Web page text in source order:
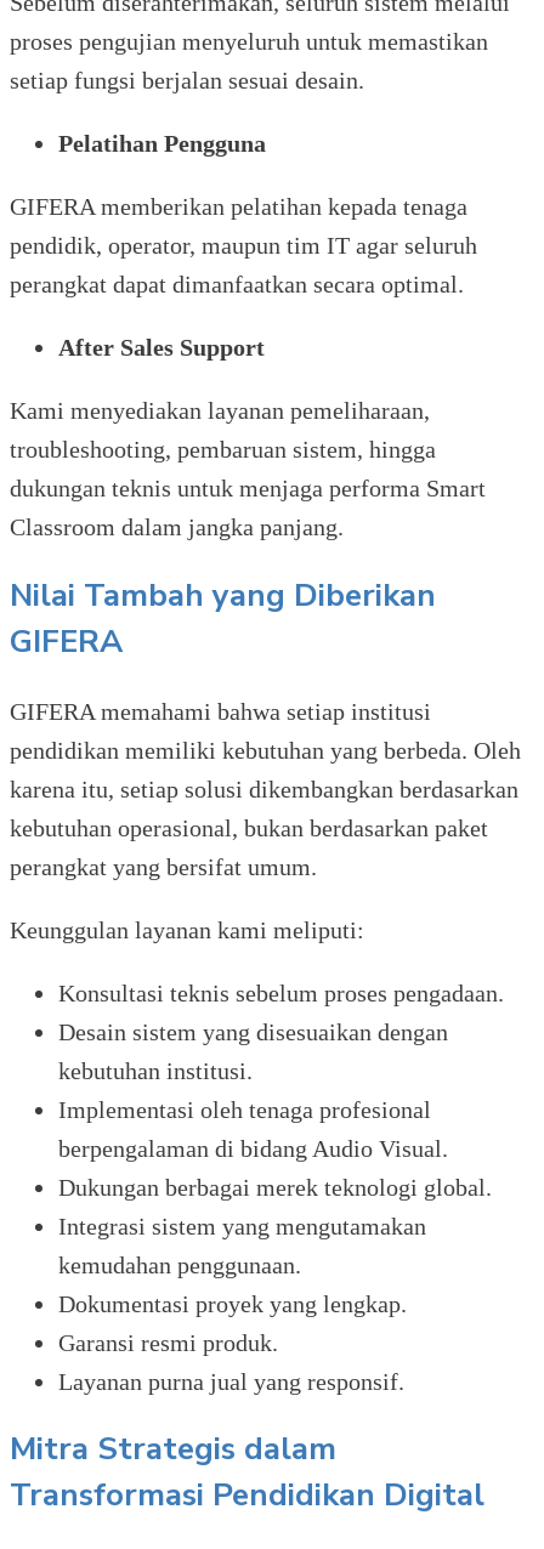
proses pengujian menyeluruh untuk memastikan
setiap fungsi berjalan sesuai desain.
Pelatihan Pengguna
GIFERA memberikan pelatihan kepada tenaga
pendidik, operator, maupun tim IT agar seluruh
perangkat dapat dimanfaatkan secara optimal.
After Sales Support
Kami menyediakan layanan pemeliharaan,
troubleshooting, pembaruan sistem, hingga
dukungan teknis untuk menjaga performa Smart
Classroom dalam jangka panjang.
Nilai Tambah yang Diberikan
GIFERA
GIFERA memahami bahwa setiap institusi
pendidikan memiliki kebutuhan yang berbeda. Oleh
karena itu, setiap solusi dikembangkan berdasarkan
kebutuhan operasional, bukan berdasarkan paket
perangkat yang bersifat umum.
Keunggulan layanan kami meliputi:
Konsultasi teknis sebelum proses pengadaan.
Desain sistem yang disesuaikan dengan
kebutuhan institusi.
Implementasi oleh tenaga profesional
berpengalaman di bidang Audio Visual.
Dukungan berbagai merek teknologi global.
Integrasi sistem yang mengutamakan
kemudahan penggunaan.
Dokumentasi proyek yang lengkap.
Garansi resmi produk.
Layanan purna jual yang responsif.
Mitra Strategis dalam
Transformasi Pendidikan Digital